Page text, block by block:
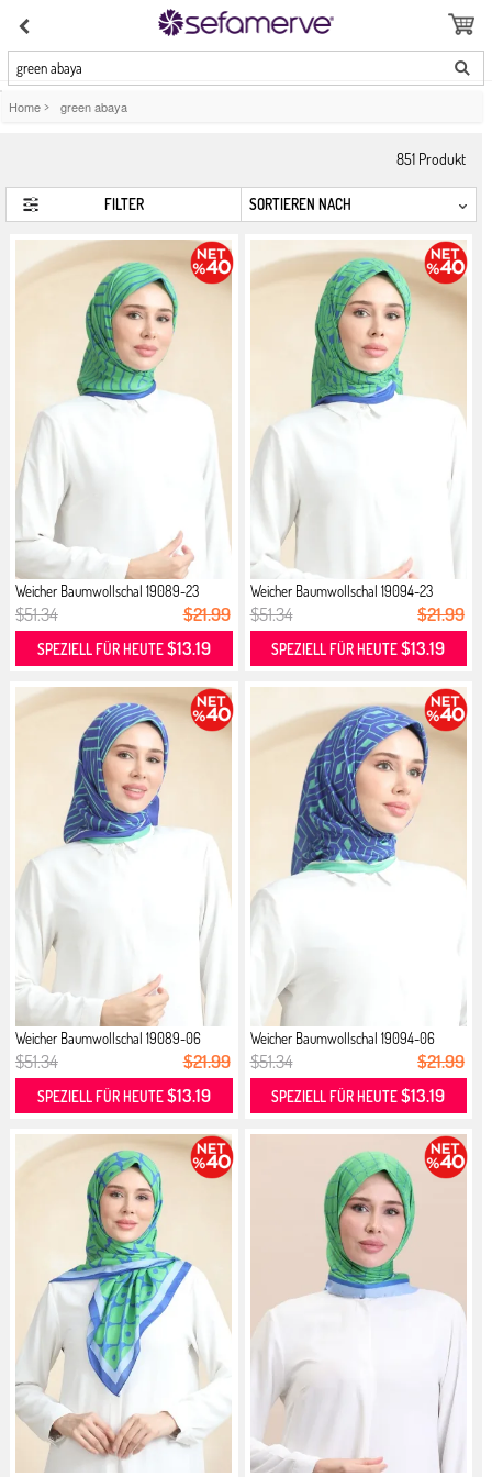
green abaya
Home > green abaya
851 Produkt
FILTER
Weicher Baumwollschal 19089-23
Gree...
$51.34 $21.99
SPEZIELL FÜR HEUTE$13.19
Weicher Baumwollschal 19094-23
Gree...
$51.34 $21.99
SPEZIELL FÜR HEUTE$13.19
Weicher Baumwollschal 19089-06
Saks...
$51.34 $21.99
SPEZIELL FÜR HEUTE$13.19
Weicher Baumwollschal 19094-06
Saks...
$51.34 $21.99
SPEZIELL FÜR HEUTE$13.19